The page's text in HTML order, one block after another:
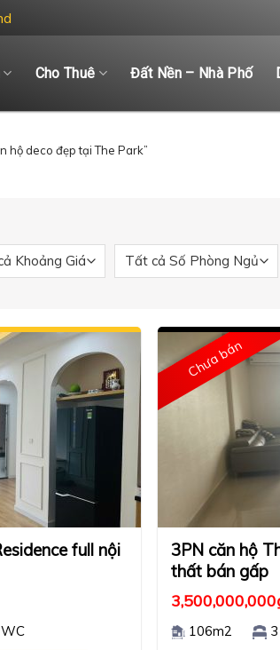
Cho Thuê Đất Nền – Nhà Phố
hộ deco đẹp tại The Park”
full nội
Chưa bán
3PN căn hộ
thất bán gấp
3,500,000,000
106m2